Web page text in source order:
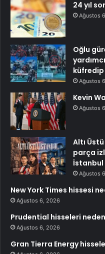
24 yıl
Ağustos
Oğlu
küfredip
Ağustos
Kevin
Ağustos
Altı
parça
İstanbul
Ağustos
New York Times hissesi
Ağustos 6, 2026
Prudential hisseleri
Ağustos 6, 2026
Gran Tierra Energy